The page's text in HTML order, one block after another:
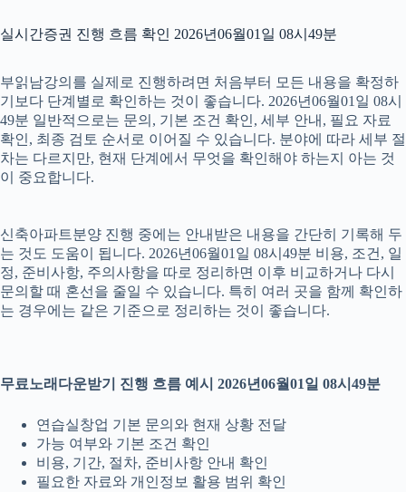
실시간증권 진행 흐름 확인 2026년06월01일 08시49분
부읽남강의를 실제로 진행하려면 처음부터 모든 내용을 확정하
기보다 단계별로 확인하는 것이 좋습니다. 2026년06월01일 08시
49분 일반적으로는 문의, 기본 조건 확인, 세부 안내, 필요 자료
확인, 최종 검토 순서로 이어질 수 있습니다. 분야에 따라 세부 절
차는 다르지만, 현재 단계에서 무엇을 확인해야 하는지 아는 것
이 중요합니다.
신축아파트분양 진행 중에는 안내받은 내용을 간단히 기록해 두
는 것도 도움이 됩니다. 2026년06월01일 08시49분 비용, 조건, 일
정, 준비사항, 주의사항을 따로 정리하면 이후 비교하거나 다시
문의할 때 혼선을 줄일 수 있습니다. 특히 여러 곳을 함께 확인하
는 경우에는 같은 기준으로 정리하는 것이 좋습니다.
무료노래다운받기 진행 흐름 예시 2026년06월01일 08시49분
연습실창업 기본 문의와 현재 상황 전달
가능 여부와 기본 조건 확인
비용, 기간, 절차, 준비사항 안내 확인
필요한 자료와 개인정보 활용 범위 확인